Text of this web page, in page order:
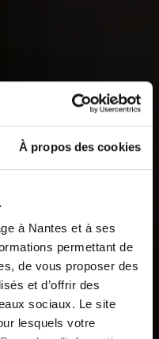
À propos des cookies
à Nantes et à ses
permettant de
de vous proposer des
et d’offrir des
sociaux. Le site
lesquels votre